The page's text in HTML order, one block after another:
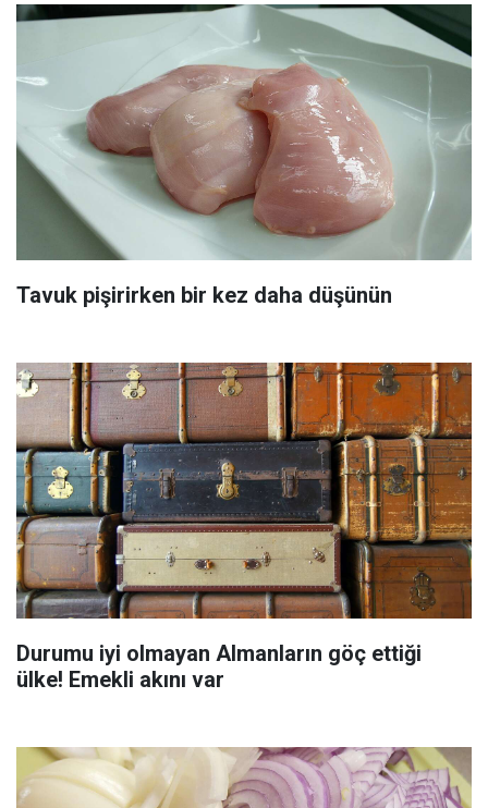
Tavuk pişirirken bir kez daha düşünün
Durumu iyi olmayan Almanların göç ettiği
ülke! Emekli akını var